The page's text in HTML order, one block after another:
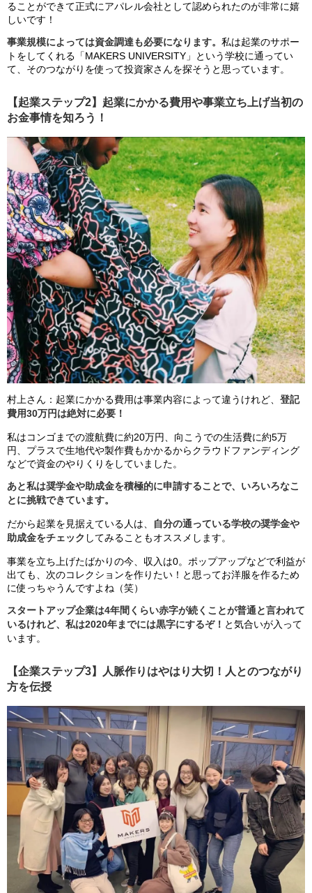
ることができて正式にアパレル会社として認められたのが非常に嬉
しいです！
事業規模によっては資金調達も必要になります。 私は起業のサポー
トをしてくれる「MAKERS UNIVERSITY」という学校に通ってい
て、そのつながりを使って投資家さんを探そうと思っています。
【起業ステップ2】起業にかかる費用や事業立ち上げ当初の
お金事情を知ろう！
村上さん：起業にかかる費用は事業内容によって違うけれど、 登記
費用30万円は絶対に必要！
私はコンゴまでの渡航費に約20万円、向こうでの生活費に約5万
円、プラスで生地代や製作費もかかるからクラウドファンディング
などで資金のやりくりをしていました。
あと私は奨学金や助成金を積極的に申請することで、いろいろなこ
とに挑戦できています。
だから起業を見据えている人は、
自分の通っている学校の奨学金や
助成金をチェック してみることもオススメします。
事業を立ち上げたばかりの今、収入は0。ポップアップなどで利益が
出ても、次のコレクションを作りたい！と思ってお洋服を作るため
に使っちゃうんですよね（笑）
スタートアップ企業は4年間くらい赤字が続くことが普通と言われて
いるけれど、私は2020年までには黒字にするぞ！ と気合いが入って
います。
【企業ステップ3】人脈作りはやはり大切！人とのつながり
方を伝授